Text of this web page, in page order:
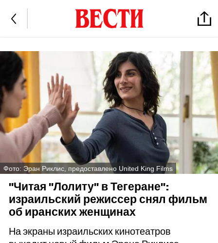
Фото: Эран Риклис, предоставлено United King Films
"Читая "Лолиту" в Тегеране":
израильский режиссер снял фильм
об иранских женщинах
На экраны израильских кинотеатров